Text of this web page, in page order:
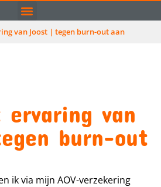
van Joost | tegen burn-out aan
van
burn-out
ik via mijn AOV-verzekering